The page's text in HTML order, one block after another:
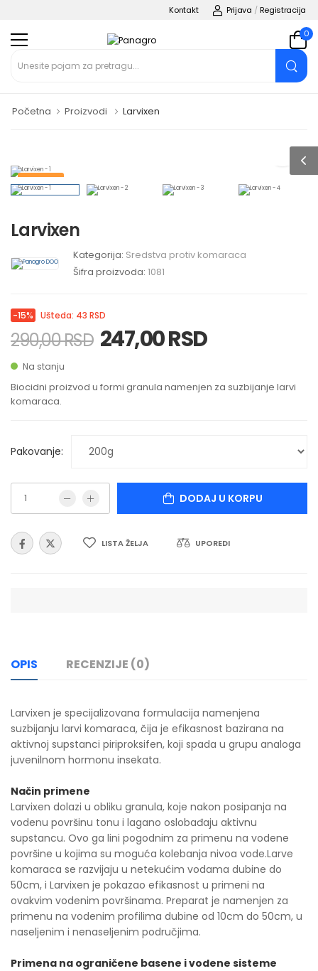
Kontakt Prijava / Registracija
0
Početna Proizvodi Larvixen
KOMARCI
Larvixen
Kategorija: Sredstva protiv komaraca
Šifra proizvoda: 1081
-15% Ušteda: 43 RSD
290,00 RSD 247,00 RSD
Na stanju
Biocidni proizvod u formi granula namenjen za suzbijanje larvi
komaraca.
Pakovanje:
DODAJ U KORPU
LISTA ŽELJA UPOREDI
OPIS RECENZIJE (0)
Larvixen je specijalizovana formulacija namenjena
suzbijanju larvi komaraca, čija je efikasnost bazirana na
aktivnoj supstanci piriproksifen, koji spada u grupu analoga
juvenilnom hormonu insekata.
Način primene
Larvixen dolazi u obliku granula, koje nakon posipanja na
vodenu površinu tonu i lagano oslobađaju aktivnu
supstancu. Ovo ga lini pogodnim za primenu na vodene
površine u kojima su moguća kolebanja nivoa vode.Larve
komaraca se razvijaju u netekućim vodama dubine do
50cm, i Larvixen je pokazao efikasnost u primeni na
ovakvim vodenim površinama. Preparat je namenjen za
primenu na vodenim profilima dubine od 10cm do 50cm, u
naseljenim i nenaseljenim područjima.
Primena na ograničene basene i vodene sisteme